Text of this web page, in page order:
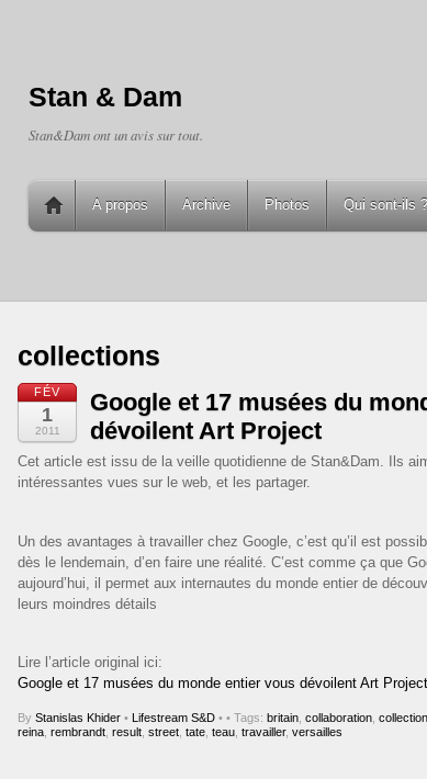
Stan & Dam
Stan&Dam ont un avis sur tout.
A propos Archive Photos Qui sont-ils ?
collections
FÉV
1
2011
Google et 17 musées du
dévoilent Art Project
Cet article est issu de la veille quotidienne de Stan&Dam. Ils
intéressantes vues sur le web, et les partager.
Un des avantages à travailler chez Google, c’est qu’il est
dès le lendemain, d’en faire une réalité. C’est comme ça que
aujourd’hui, il permet aux internautes du monde entier de
leurs moindres détails
Lire l’article original ici:
Google et 17 musées du monde entier vous dévoilent Art Project
By Stanislas Khider • Lifestream S&D • • Tags: britain collaboration
reina rembrandt result street tate teau travailler, versailles